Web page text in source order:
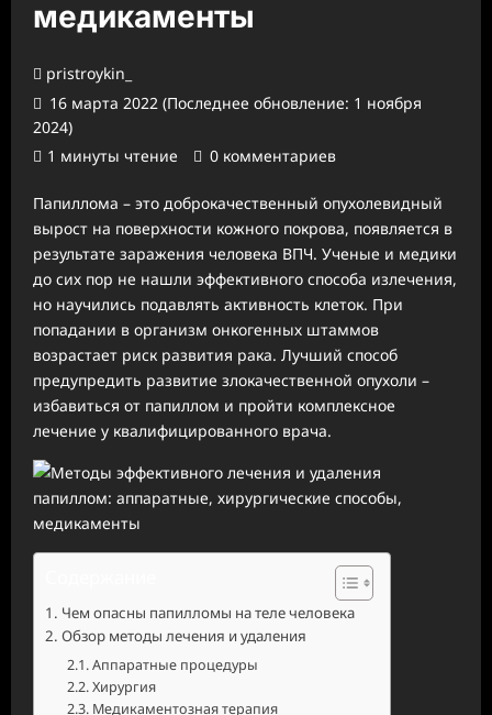
медикаменты
pristroykin_
16 марта 2022 (Последнее обновление: 1 ноября
2024)
1 минуты чтение
0 комментариев
Папиллома – это доброкачественный опухолевидный
вырост на поверхности кожного покрова, появляется в
результате заражения человека ВПЧ. Ученые и медики
до сих пор не нашли эффективного способа излечения,
но научились подавлять активность клеток. При
попадании в организм онкогенных штаммов
возрастает риск развития рака. Лучший способ
предупредить развитие злокачественной опухоли –
избавиться от папиллом и пройти комплексное
лечение у квалифицированного врача.
Чем опасны папилломы на теле человека
Обзор методы лечения и удаления
Аппаратные процедуры
Хирургия
Медикаментозная терапия